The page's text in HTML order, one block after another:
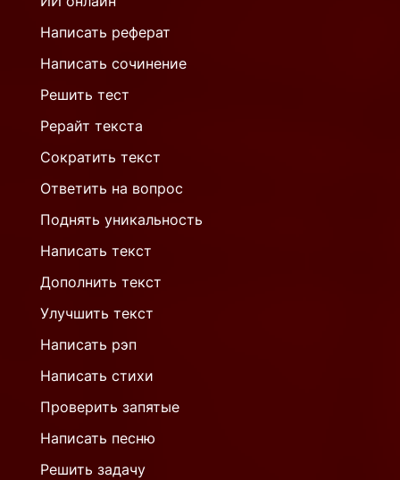
Написать реферат
Написать сочинение
Решить тест
Рерайт текста
Сократить текст
Ответить на вопрос
Поднять уникальность
Написать текст
Дополнить текст
Улучшить текст
Написать рэп
Написать стихи
Проверить запятые
Написать песню
Решить задачу